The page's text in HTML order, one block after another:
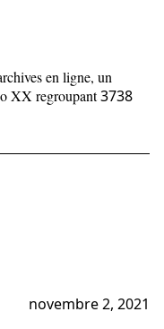
en ligne, un
XX regroupant3738
novembre 2, 2021